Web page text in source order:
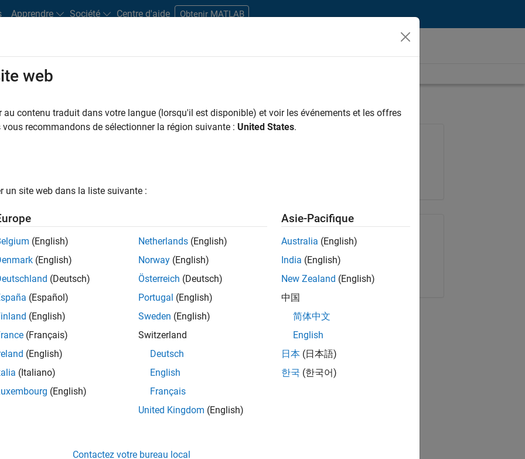
Apprendre Société Centre d'aide Obtenir MATLAB
bureaux Étudiants et carrières
Do you enjoy solving challenging problems
development to design and develop new test
suites, and conduct hands-on testing to improve
team from start to finish by influencing
and testability thereby ensuring high quality
developers throughout the design phase
Partager le poste
Copier le lien E-mail
web
au contenu traduit dans votre langue (lorsqu'il est disponible) et voir les événements et les offres
vous recommandons de sélectionner la région suivante : United States.
un site web dans la liste suivante :
(English)
(English)
(Deutsch)
(Español)
(English)
(Français)
(English)
(Italiano)
(English)
Netherlands (English)
Norway (English)
Österreich (Deutsch)
Portugal (English)
Sweden (English)
Switzerland
Deutsch
English
Français
United Kingdom (English)
Asie-Pacifique
Australia (English)
India (English)
New Zealand (English)
中国
简体中文
English
日本 (日本語)
한국 (한국어)
Contactez votre bureau local